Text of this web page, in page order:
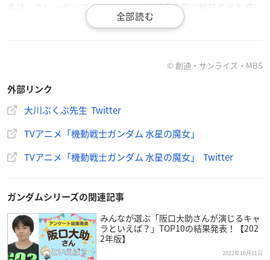
名は、スレッタ・マーキュリー。 無垢なる胸に鮮紅の光を灯
し、少女は一歩ずつ、新たな世界を歩んでいく。
【放送局】
MBS/TBS系全国28局ネットにて放送開始
【スタッフ】
企画・制作：サンライズ
原作：矢立肇／富野由悠季
シリーズ構成・脚本：大河内一楼
キャラクターデザイン：田頭真理恵／戸井田珠里／高谷浩利
メカニカルデザイン：JNTHED／海老川兼武／稲田航／形部一
平／寺岡賢司／柳瀬敬之
© 創通・サンライズ・MBS
外部リンク
大川ぶくぶ先生 Twitter
TVアニメ「機動戦士ガンダム 水星の魔女」
TVアニメ「機動戦士ガンダム 水星の魔女」 Twitter
ガンダムシリーズの関連記事
みんなが選ぶ「阪口大助さんが演じるキャ
ラといえば？」TOP10の結果発表！【202
2年版】
2022年10月11日